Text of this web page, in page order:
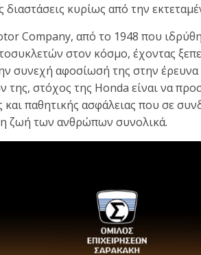
διαστάσεις κυρίως από την
Company, από το 1948 που
στον κόσμο, έχοντας
συνεχή αφοσίωσή της στην έρευνα
της, στόχος της Honda είναι να
και παθητικής ασφάλειας που σε
ζωή των ανθρώπων συνολικά.